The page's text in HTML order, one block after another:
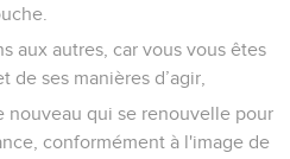
aux autres, car vous vous êtes
ses manières d’agir,
nouveau qui se renouvelle pour
conformément à l'image de